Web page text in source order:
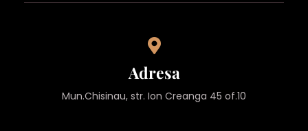
Adresa
Mun.Chisinau, str. Ion Creanga 45 of.10